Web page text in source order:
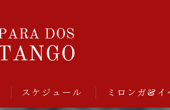
スケジュール ミロンガ&イ